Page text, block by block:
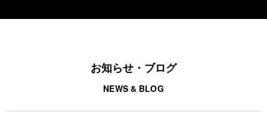
お知らせ・ブログ
NEWS & BLOG